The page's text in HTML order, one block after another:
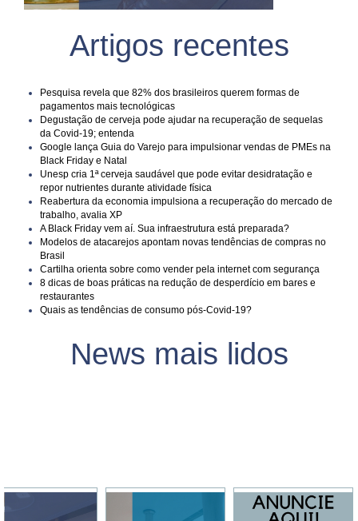
Artigos recentes
Pesquisa revela que 82% dos brasileiros querem formas de
pagamentos mais tecnológicas
Degustação de cerveja pode ajudar na recuperação de sequelas
da Covid-19; entenda
Google lança Guia do Varejo para impulsionar vendas de PMEs na
Black Friday e Natal
Unesp cria 1ª cerveja saudável que pode evitar desidratação e
repor nutrientes durante atividade física
Reabertura da economia impulsiona a recuperação do mercado de
trabalho, avalia XP
A Black Friday vem aí. Sua infraestrutura está preparada?
Modelos de atacarejos apontam novas tendências de compras no
Brasil
Cartilha orienta sobre como vender pela internet com segurança
8 dicas de boas práticas na redução de desperdício em bares e
restaurantes
Quais as tendências de consumo pós-Covid-19?
News mais lidos